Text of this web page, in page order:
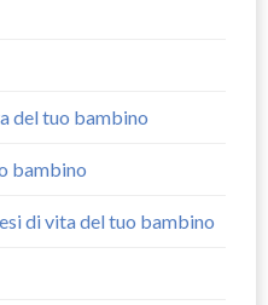
del tuo bambino
bambino
di vita del tuo bambino